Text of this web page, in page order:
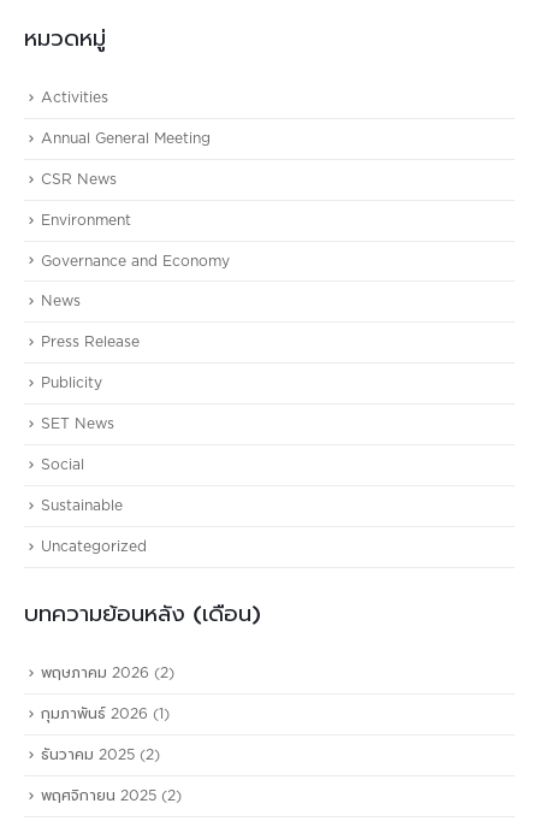
หมวดหมู่
Activities
Annual General Meeting
CSR News
Environment
Governance and Economy
News
Press Release
Publicity
SET News
Social
Sustainable
Uncategorized
บทความย้อนหลัง (เดือน)
พฤษภาคม 2026 (2)
กุมภาพันธ์ 2026 (1)
ธันวาคม 2025 (2)
พฤศจิกายน 2025 (2)